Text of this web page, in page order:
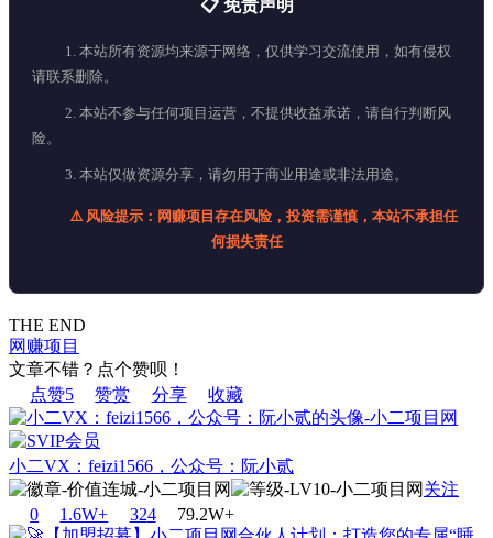
📋 免责声明
1. 本站所有资源均来源于网络，仅供学习交流使用，如有侵权
请联系删除。
2. 本站不参与任何项目运营，不提供收益承诺，请自行判断风
险。
3. 本站仅做资源分享，请勿用于商业用途或非法用途。
⚠️ 风险提示：网赚项目存在风险，投资需谨慎，本站不承担任
何损失责任
THE END
网赚项目
文章不错？点个赞呗！
点赞5 赞赏 分享 收藏
小二VX：feizi1566，公众号：阮小贰
关注
0
1.6W+ 324 79.2W+